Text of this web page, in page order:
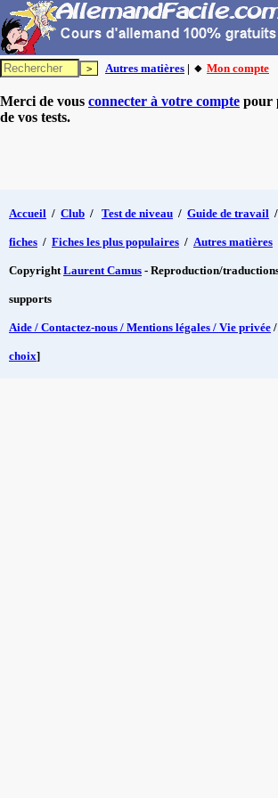
Autres matières | 🔸 Mon compte
Merci de vous connecter à votre compte pour
de vos tests.
Accueil / Club / Test de niveau / Guide de travail /
fiches / Fiches les plus populaires / Autres matières
CopyrightLaurent Camus - Reproduction/
supports
Aide / Contactez-nous / Mentions légales / Vie privée /
choix]